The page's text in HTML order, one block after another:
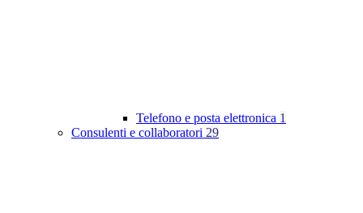
Telefono e posta elettronica 1
Consulenti e collaboratori 29